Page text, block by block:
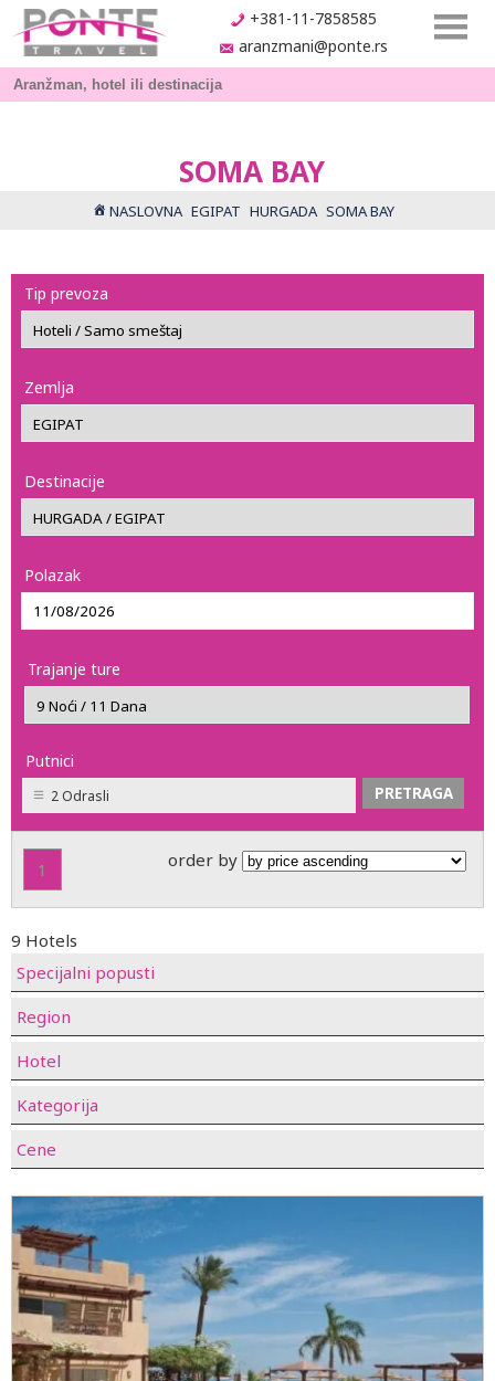
+381-11-7858585
aranzmani@ponte.rs
SOMA BAY
NASLOVNA EGIPAT HURGADA SOMA BAY
Tip prevoza
Zemlja
Destinacije
Polazak
Trajanje ture
Putnici
2 Odrasli
1 order by
9 Hotels
Specijalni popusti
Region
Hotel
Kategorija
Cene